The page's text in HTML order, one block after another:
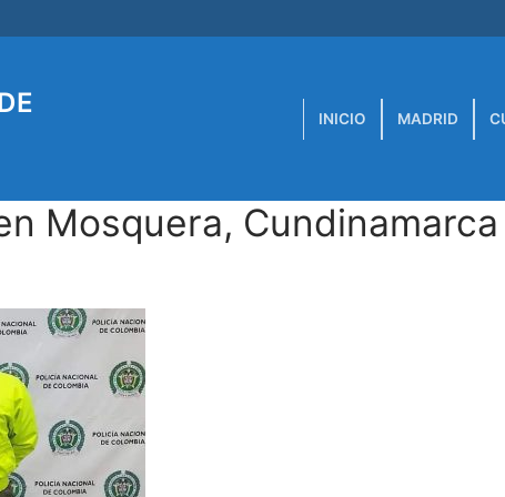
INICIO MADRID
Mosquera, Cundinamarca